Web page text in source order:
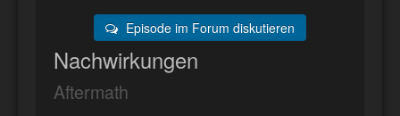
Episode im Forum diskutieren
Nachwirkungen
Aftermath